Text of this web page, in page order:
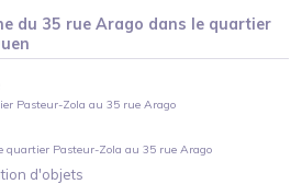
du 35 rue Arago dans le quartier
Pasteur-Zola au 35 rue Arago
quartier Pasteur-Zola au 35 rue Arago
d'objets